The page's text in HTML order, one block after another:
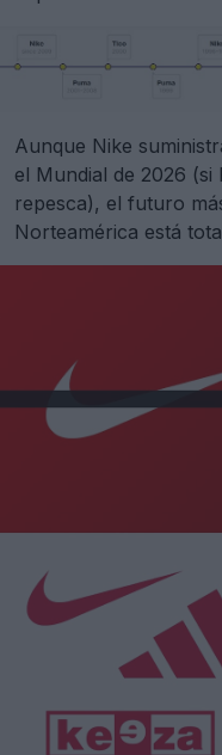
Aunque Nike
el Mundial de 2026 (si
repesca), el futuro
Norteamérica está